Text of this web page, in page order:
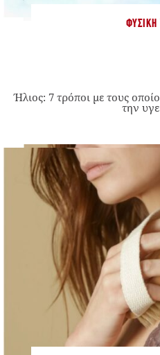
ΦΥΣΙΚΉ
Ήλιος: 7 τρόποι με τους
την